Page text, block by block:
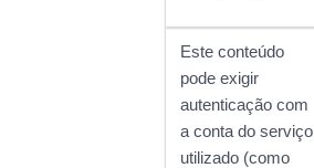
Este conteúdo
pode exigir
autenticação com
a conta do serviço
utilizado (como